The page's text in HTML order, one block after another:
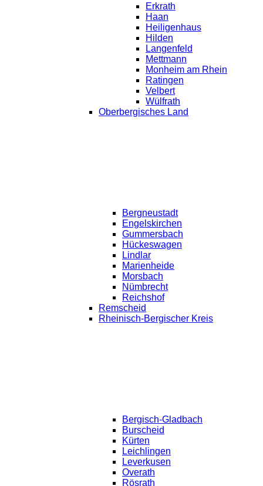
Erkrath
Haan
Heiligenhaus
Hilden
Langenfeld
Mettmann
Monheim am Rhein
Ratingen
Velbert
Wülfrath
Oberbergisches Land
Bergneustadt
Engelskirchen
Gummersbach
Hückeswagen
Lindlar
Marienheide
Morsbach
Nümbrecht
Reichshof
Remscheid
Rheinisch-Bergischer Kreis
Bergisch-Gladbach
Burscheid
Kürten
Leichlingen
Leverkusen
Overath
Rösrath